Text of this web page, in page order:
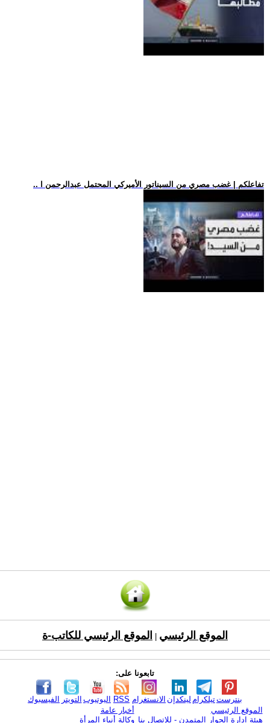
.. تفاعلكم | غضب مصري من السيناتور الأميركي المحتمل عبدالرحمن ا
الموقع الرئيسي الموقع الرئيسي للكاتب-ة
تابعونا على:
الفيسبوك التويتر اليوتيوب RSS الانستغرام لينكدإن تيلكرامبنترست
الموقع الرئيسي
هيئة ادارة الحوار المتمدن - للإتصال بنا
أخبار عامة
وكالة أنباء المرأة